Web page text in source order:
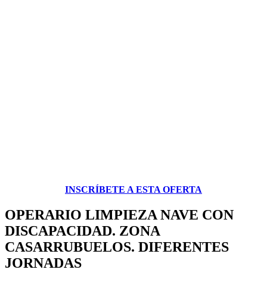
INSCRÍBETE A ESTA OFERTA
OPERARIO LIMPIEZA NAVE CON
DISCAPACIDAD. ZONA
CASARRUBUELOS. DIFERENTES
JORNADAS